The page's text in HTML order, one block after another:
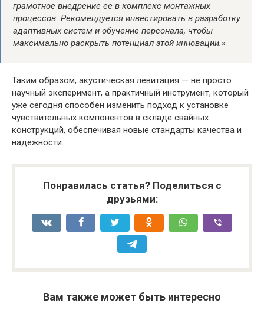
грамотное внедрение ее в комплекс монтажных
процессов. Рекомендуется инвестировать в разработку
адаптивных систем и обучение персонала, чтобы
максимально раскрыть потенциал этой инновации.»
Таким образом, акустическая левитация — не просто
научный эксперимент, а практичный инструмент, который
уже сегодня способен изменить подход к установке
чувствительных компонентов в складе свайных
конструкций, обеспечивая новые стандарты качества и
надежности.
Понравилась статья? Поделиться с
друзьями:
Вам также может быть интересно